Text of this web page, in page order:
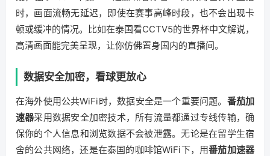
时，画面流畅无延迟，即使在赛事高峰时段，也不会出现卡
顿或缓冲的情况。比如在泰国看CCTV5的世界杯中文解说，
高清画面能完美呈现，让你仿佛置身国内的直播间。
数据安全加密，看球更放心
在海外使用公共WiFi时，数据安全是一个重要问题。 番茄加
速器采用数据安全加密技术，所有流量都通过专线传输，确
保你的个人信息和浏览数据不会被泄露。无论是在留学生宿
舍的公共网络，还是在泰国的咖啡馆WiFi下，用番茄加速器